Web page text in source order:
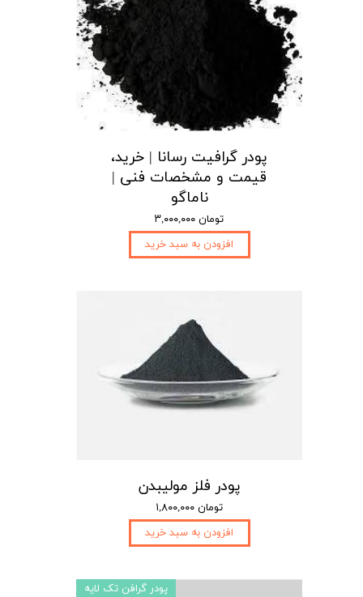
پودر گرافیت رسانا | خرید،
قیمت و مشخصات فنی |
ناماگو
۳,۰۰۰,۰۰۰ تومان
افزودن به سبد خرید
پودر فلز مولیبدن
۱,۸۰۰,۰۰۰ تومان
افزودن به سبد خرید
پودر گرافن تک لایه